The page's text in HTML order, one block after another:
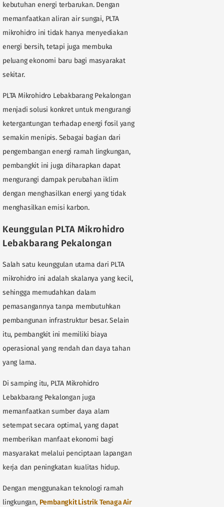
kebutuhan energi terbarukan. Dengan
memanfaatkan aliran air sungai, PLTA
mikrohidro ini tidak hanya menyediakan
energi bersih, tetapi juga membuka
peluang ekonomi baru bagi masyarakat
sekitar.
PLTA Mikrohidro Lebakbarang Pekalongan
menjadi solusi konkret untuk mengurangi
ketergantungan terhadap energi fosil yang
semakin menipis. Sebagai bagian dari
pengembangan energi ramah lingkungan,
pembangkit ini juga diharapkan dapat
mengurangi dampak perubahan iklim
dengan menghasilkan energi yang tidak
menghasilkan emisi karbon.
Keunggulan PLTA Mikrohidro
Lebakbarang Pekalongan
Salah satu keunggulan utama dari PLTA
mikrohidro ini adalah skalanya yang kecil,
sehingga memudahkan dalam
pemasangannya tanpa membutuhkan
pembangunan infrastruktur besar. Selain
itu, pembangkit ini memiliki biaya
operasional yang rendah dan daya tahan
yang lama.
Di samping itu, PLTA Mikrohidro
Lebakbarang Pekalongan juga
memanfaatkan sumber daya alam
setempat secara optimal, yang dapat
memberikan manfaat ekonomi bagi
masyarakat melalui penciptaan lapangan
kerja dan peningkatan kualitas hidup.
Dengan menggunakan teknologi ramah
lingkungan, Pembangkit Listrik Tenaga Air